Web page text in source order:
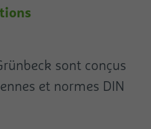
sont conçus
et normes DIN